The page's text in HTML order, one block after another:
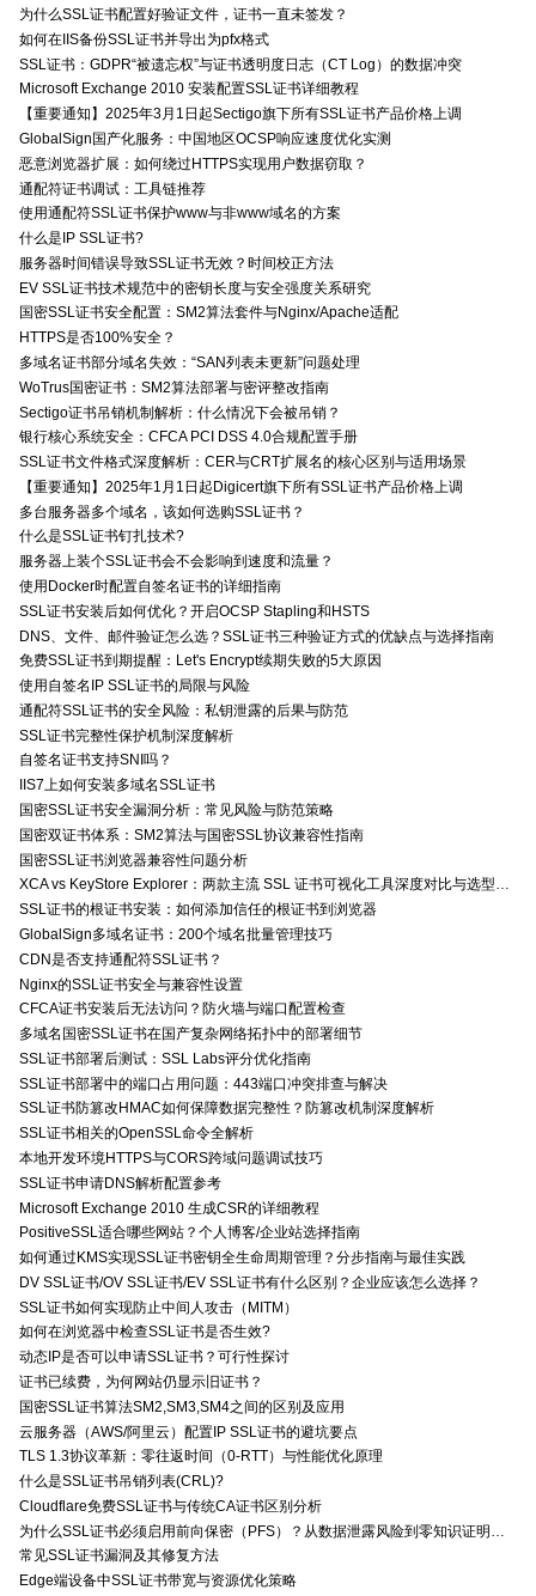
为什么SSL证书配置好验证文件，证书一直未签发？
如何在IIS备份SSL证书并导出为pfx格式
SSL证书：GDPR“被遗忘权”与证书透明度日志（CT Log）的数据冲突
Microsoft Exchange 2010 安装配置SSL证书详细教程
【重要通知】2025年3月1日起Sectigo旗下所有SSL证书产品价格上调
GlobalSign国产化服务：中国地区OCSP响应速度优化实测
恶意浏览器扩展：如何绕过HTTPS实现用户数据窃取？
通配符证书调试：工具链推荐
使用通配符SSL证书保护www与非www域名的方案
什么是IP SSL证书?
服务器时间错误导致SSL证书无效？时间校正方法
EV SSL证书技术规范中的密钥长度与安全强度关系研究
国密SSL证书安全配置：SM2算法套件与Nginx/Apache适配
HTTPS是否100%安全？
多域名证书部分域名失效：“SAN列表未更新”问题处理
WoTrus国密证书：SM2算法部署与密评整改指南
Sectigo证书吊销机制解析：什么情况下会被吊销？
银行核心系统安全：CFCA PCI DSS 4.0合规配置手册
SSL证书文件格式深度解析：CER与CRT扩展名的核心区别与适用场景
【重要通知】2025年1月1日起Digicert旗下所有SSL证书产品价格上调
多台服务器多个域名，该如何选购SSL证书？
什么是SSL证书钉扎技术?
服务器上装个SSL证书会不会影响到速度和流量？
使用Docker时配置自签名证书的详细指南
SSL证书安装后如何优化？开启OCSP Stapling和HSTS
DNS、文件、邮件验证怎么选？SSL证书三种验证方式的优缺点与选择指南
免费SSL证书到期提醒：Let's Encrypt续期失败的5大原因
使用自签名IP SSL证书的局限与风险
通配符SSL证书的安全风险：私钥泄露的后果与防范
SSL证书完整性保护机制深度解析
自签名证书支持SNI吗？
IIS7上如何安装多域名SSL证书
国密SSL证书安全漏洞分析：常见风险与防范策略
国密双证书体系：SM2算法与国密SSL协议兼容性指南
国密SSL证书浏览器兼容性问题分析
XCA vs KeyStore Explorer：两款主流 SSL 证书可视化工具深度对比与选型指南
SSL证书的根证书安装：如何添加信任的根证书到浏览器
GlobalSign多域名证书：200个域名批量管理技巧
CDN是否支持通配符SSL证书？
Nginx的SSL证书安全与兼容性设置
CFCA证书安装后无法访问？防火墙与端口配置检查
多域名国密SSL证书在国产复杂网络拓扑中的部署细节
SSL证书部署后测试：SSL Labs评分优化指南
SSL证书部署中的端口占用问题：443端口冲突排查与解决
SSL证书防篡改HMAC如何保障数据完整性？防篡改机制深度解析
SSL证书相关的OpenSSL命令全解析
本地开发环境HTTPS与CORS跨域问题调试技巧
SSL证书申请DNS解析配置参考
Microsoft Exchange 2010 生成CSR的详细教程
PositiveSSL适合哪些网站？个人博客/企业站选择指南
如何通过KMS实现SSL证书密钥全生命周期管理？分步指南与最佳实践
DV SSL证书/OV SSL证书/EV SSL证书有什么区别？企业应该怎么选择？
SSL证书如何实现防止中间人攻击（MITM）
如何在浏览器中检查SSL证书是否生效?
动态IP是否可以申请SSL证书？可行性探讨
证书已续费，为何网站仍显示旧证书？
国密SSL证书算法SM2,SM3,SM4之间的区别及应用
云服务器（AWS/阿里云）配置IP SSL证书的避坑要点
TLS 1.3协议革新：零往返时间（0-RTT）与性能优化原理
什么是SSL证书吊销列表(CRL)?
Cloudflare免费SSL证书与传统CA证书区别分析
常见SSL证书漏洞及其修复方法
Edge端设备中SSL证书带宽与资源优化策略